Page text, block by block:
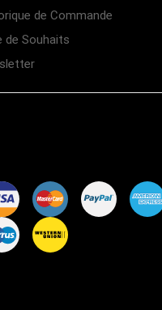
de Commande
de Souhaits